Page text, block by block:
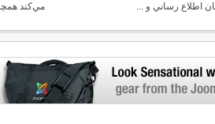
مي‌كند
اطلاع رساني و ...